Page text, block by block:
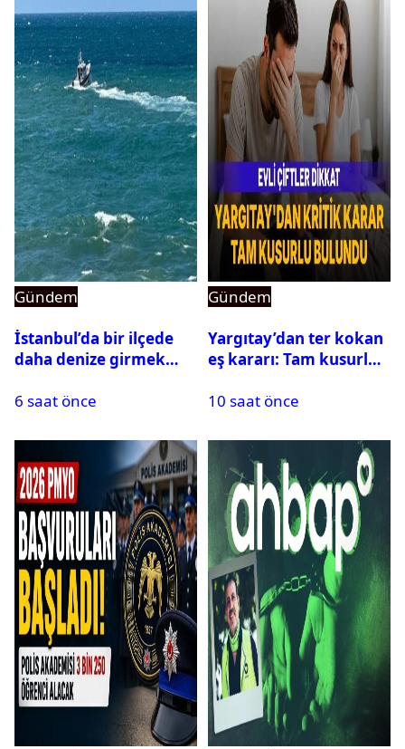
Gündem
İstanbul’da bir ilçede
daha denize girmek
6 saat önce
Gündem
Yargıtay’dan ter kokan
eş kararı: Tam kusurlu
10 saat önce